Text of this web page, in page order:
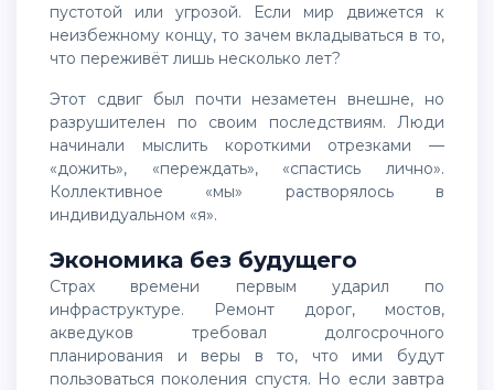
пустотой или угрозой. Если мир движется к
неизбежному концу, то зачем вкладываться в то,
что переживёт лишь несколько лет?
Этот сдвиг был почти незаметен внешне, но
разрушителен по своим последствиям. Люди
начинали мыслить короткими отрезками —
«дожить», «переждать», «спастись лично».
Коллективное «мы» растворялось в
индивидуальном «я».
Экономика без будущего
Страх времени первым ударил по
инфраструктуре. Ремонт дорог, мостов,
акведуков требовал долгосрочного
планирования и веры в то, что ими будут
пользоваться поколения спустя. Но если завтра